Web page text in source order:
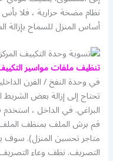
نظام مضخة حرارية ، فلا
أساس المنزل للسماح بإزالة
تنظيف ملفات مواسير
في وحدة النفخ / الفرن
تحتاج إلى إزالة بعض
البراغي. في الداخل ، استخدم
قم برش الملف بمنظف الملف
متاجر تحسين المنزل). سوف
التصريف. نظف وعاء التصريف